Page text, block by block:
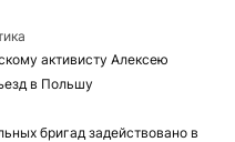
активисту Алексею
в Польшу
бригад задействовано в